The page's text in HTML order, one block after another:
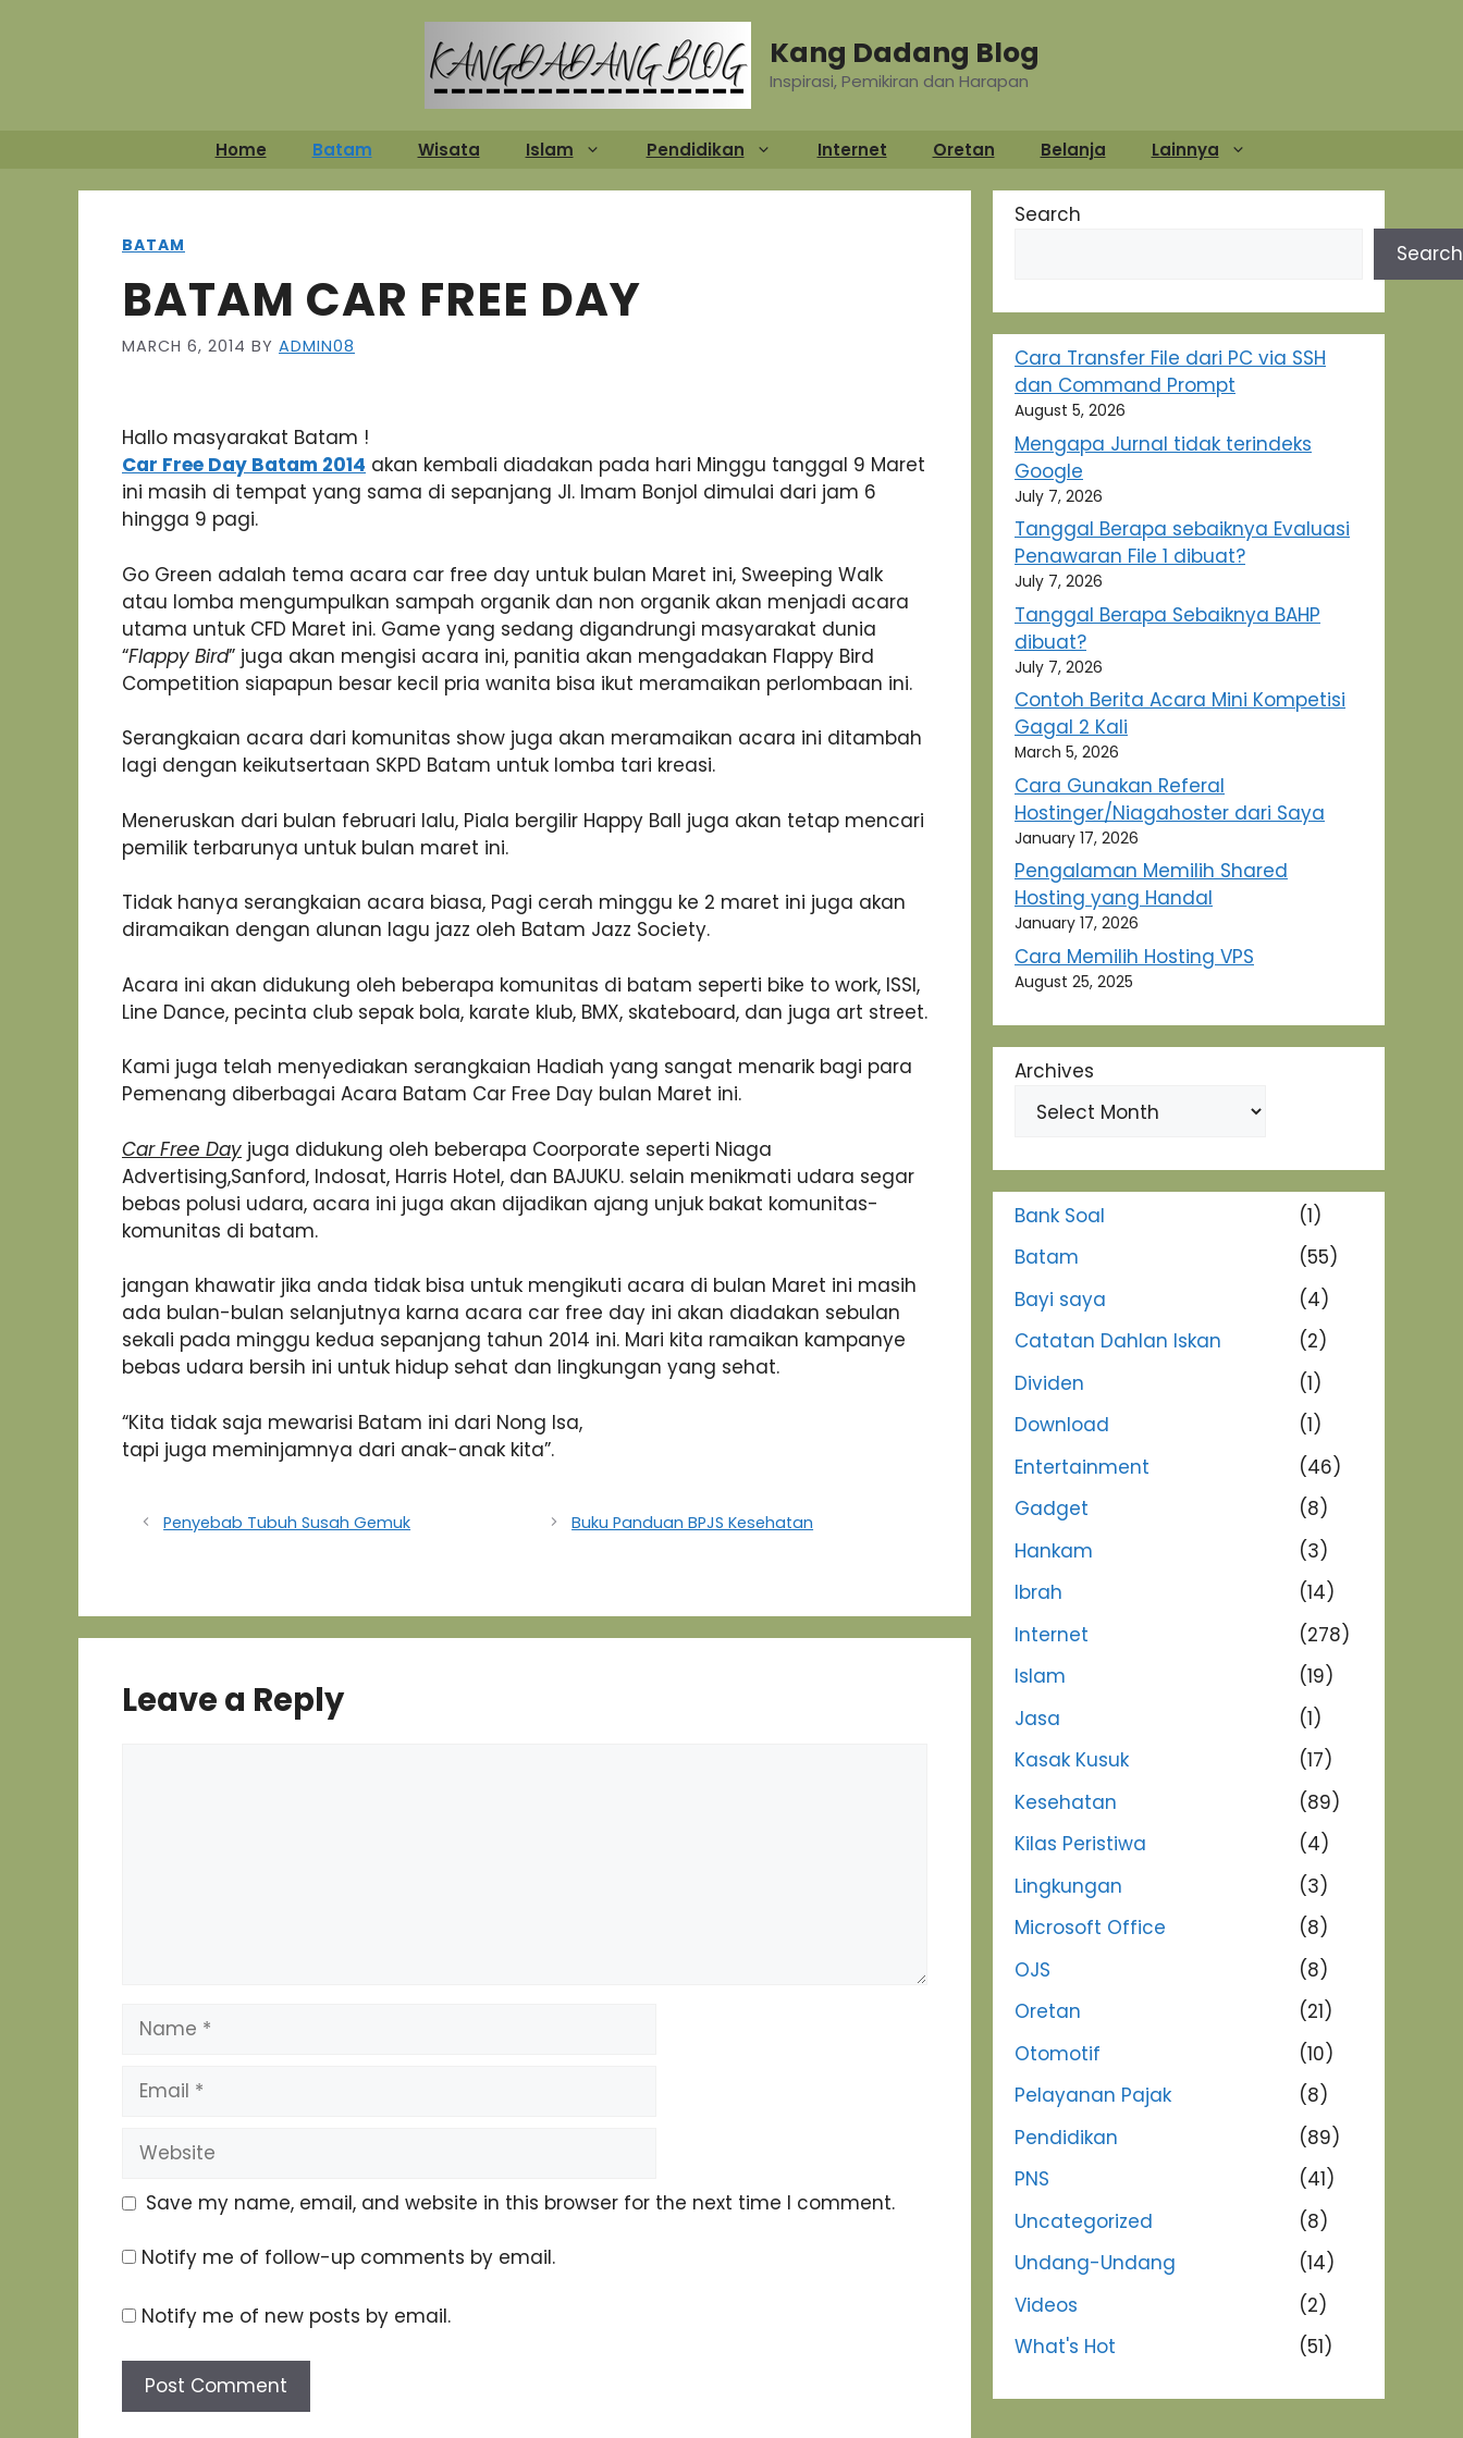
Kang Dadang Blog
Inspirasi, Pemikiran dan Harapan
Home Batam Wisata Islam Pendidikan Internet Oretan Belanja Lainnya
BATAM
BATAM CAR FREE DAY
MARCH 6, 2014 BY ADMIN08
Hallo masyarakat Batam !
Car Free Day Batam 2014 akan kembali diadakan pada hari Minggu tanggal 9 Maret
ini masih di tempat yang sama di sepanjang Jl. Imam Bonjol dimulai dari jam 6
hingga 9 pagi.
Go Green adalah tema acara car free day untuk bulan Maret ini, Sweeping Walk
atau lomba mengumpulkan sampah organik dan non organik akan menjadi acara
utama untuk CFD Maret ini. Game yang sedang digandrungi masyarakat dunia
“Flappy Bird” juga akan mengisi acara ini, panitia akan mengadakan Flappy Bird
Competition siapapun besar kecil pria wanita bisa ikut meramaikan perlombaan ini.
Serangkaian acara dari komunitas show juga akan meramaikan acara ini ditambah
lagi dengan keikutsertaan SKPD Batam untuk lomba tari kreasi.
Meneruskan dari bulan februari lalu, Piala bergilir Happy Ball juga akan tetap mencari
pemilik terbarunya untuk bulan maret ini.
Tidak hanya serangkaian acara biasa, Pagi cerah minggu ke 2 maret ini juga akan
diramaikan dengan alunan lagu jazz oleh Batam Jazz Society.
Acara ini akan didukung oleh beberapa komunitas di batam seperti bike to work, ISSI,
Line Dance, pecinta club sepak bola, karate klub, BMX, skateboard, dan juga art street.
Kami juga telah menyediakan serangkaian Hadiah yang sangat menarik bagi para
Pemenang diberbagai Acara Batam Car Free Day bulan Maret ini.
Car Free Day juga didukung oleh beberapa Coorporate seperti Niaga
Advertising,Sanford, Indosat, Harris Hotel, dan BAJUKU. selain menikmati udara segar
bebas polusi udara, acara ini juga akan dijadikan ajang unjuk bakat komunitas-
komunitas di batam.
jangan khawatir jika anda tidak bisa untuk mengikuti acara di bulan Maret ini masih
ada bulan-bulan selanjutnya karna acara car free day ini akan diadakan sebulan
sekali pada minggu kedua sepanjang tahun 2014 ini. Mari kita ramaikan kampanye
bebas udara bersih ini untuk hidup sehat dan lingkungan yang sehat.
“Kita tidak saja mewarisi Batam ini dari Nong Isa,
tapi juga meminjamnya dari anak-anak kita”.
Penyebab Tubuh Susah Gemuk Buku Panduan BPJS Kesehatan
Leave a Reply
Name
Email
Website
Save my name, email, and website in this browser for the next time I comment.
Notify me of follow-up comments by email.
Notify me of new posts by email.
Search
Search
Cara Transfer File dari PC via SSH
dan Command Prompt
August 5, 2026
Mengapa Jurnal tidak terindeks
Google
July 7, 2026
Tanggal Berapa sebaiknya Evaluasi
Penawaran File 1 dibuat?
July 7, 2026
Tanggal Berapa Sebaiknya BAHP
dibuat?
July 7, 2026
Contoh Berita Acara Mini Kompetisi
Gagal 2 Kali
March 5, 2026
Cara Gunakan Referal
Hostinger/Niagahoster dari Saya
January 17, 2026
Pengalaman Memilih Shared
Hosting yang Handal
January 17, 2026
Cara Memilih Hosting VPS
August 25, 2025
Archives
Bank Soal
(1)
Batam
(55)
Bayi saya
(4)
Catatan Dahlan Iskan
(2)
Dividen
(1)
Download
(1)
Entertainment
(46)
Gadget
(8)
Hankam
(3)
Ibrah
(14)
Internet
(278)
Islam
(19)
Jasa
(1)
Kasak Kusuk
(17)
Kesehatan
(89)
Kilas Peristiwa
(4)
Lingkungan
(3)
Microsoft Office
(8)
OJS
(8)
Oretan
(21)
Otomotif
(10)
Pelayanan Pajak
(8)
Pendidikan
(89)
PNS
(41)
Uncategorized
(8)
Undang-Undang
(14)
Videos
(2)
What's Hot
(51)